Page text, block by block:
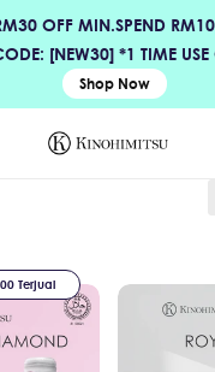
OFF MIN.SPEND
[NEW30] *1 TIME
Shop Now
Terjual